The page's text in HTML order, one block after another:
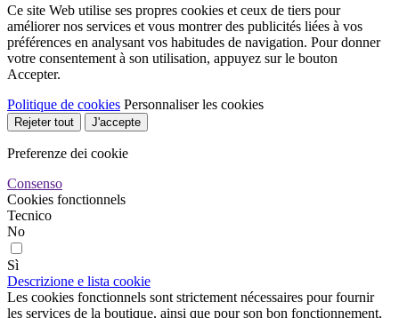
Ce site Web utilise ses propres cookies et ceux de tiers pour
améliorer nos services et vous montrer des publicités liées à vos
préférences en analysant vos habitudes de navigation. Pour donner
votre consentement à son utilisation, appuyez sur le bouton
Accepter.
Politique de cookies Personnaliser les cookies
Rejeter tout J'accepte
Preferenze dei cookie
Consenso
Cookies fonctionnels
Tecnico
No
Sì
Descrizione e lista cookie
Les cookies fonctionnels sont strictement nécessaires pour fournir
les services de la boutique, ainsi que pour son bon fonctionnement,